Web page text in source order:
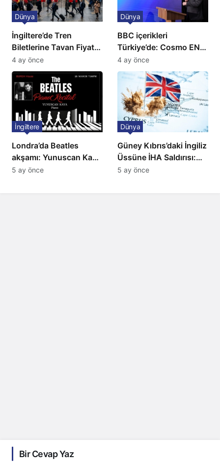
İngiltere’de Tren
Biletlerine Tavan Fiyat:
Ulaşımda Yeni
Düzenleme
Dünya
4 ay önce
BBC içerikleri
Türkiye’de: Cosmo EN
ve BBC Player yayında
Dünya
4 ay önce
Londra’da Beatles
akşamı: Yunuscan Kaya
klasik yorumuyla
İngiltere
5 ay önce
Güney Kıbrıs’daki İngiliz
Üssüne İHA Saldırısı:
Patlama, Sirenler ve
Dünya
5 ay önce
Bir Cevap Yaz